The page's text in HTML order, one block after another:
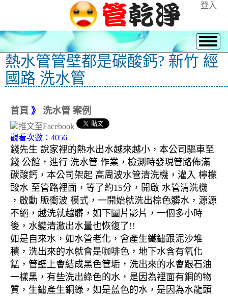
登入
熱水管管壁都是碳酸鈣? 新竹 經
國路 洗水管
首頁 》 洗水管 案例
觀看次數：4056
錢先生 說家裡的熱水出水越來越小，本公司驅車至
錢 公館，進行 洗水管 作業，檢測時發現管路佈滿
碳酸鈣，本公司架起 高周波水管清洗機，灌入 檸檬
酸水 至管路裡面，等了約15分，開啟 水管清洗機
，啟動 脈衝波 模式，一開始就洗出棕色髒水，源源
不絕，越洗就越髒，如下圖片影片，一個多小時
後，水變清澈出水量也恢復了!!
如是自來水，如水管老化，會產生鐵鏽跟泥沙堆
積，洗出來的水就會是咖啡色，地下水含有氧化
錳，管壁上會結成黑色管垢，洗出來的水會跟石油
一樣黑，有些洗出綠色的水，是因為裡面有銅的物
質，生鏽產生銅綠，如是藍色的水，是因為水龍頭